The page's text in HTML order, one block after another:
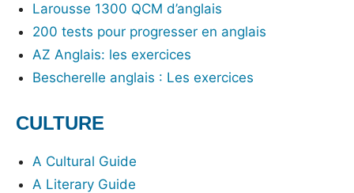
Larousse 1300 QCM d’anglais
200 tests pour progresser en anglais
AZ Anglais: les exercices
Bescherelle anglais : Les exercices
CULTURE
A Cultural Guide
A Literary Guide